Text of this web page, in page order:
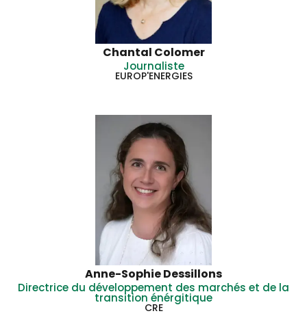
Chantal Colomer
Journaliste
EUROP'ENERGIES
Anne-Sophie Dessillons
Directrice du développement des marchés et de la
transition énérgitique
CRE